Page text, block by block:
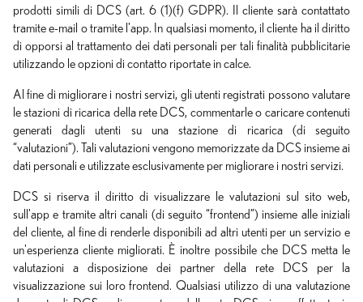
prodotti simili di DCS (art. 6 (1)(f) GDPR). Il cliente sarà contattato
tramite e-mail o tramite l'app. In qualsiasi momento, il cliente ha il diritto
di opporsi al trattamento dei dati personali per tali finalità pubblicitarie
utilizzando le opzioni di contatto riportate in calce.
Al fine di migliorare i nostri servizi, gli utenti registrati possono valutare
le stazioni di ricarica della rete DCS, commentarle o caricare contenuti
generati dagli utenti su una stazione di ricarica (di seguito
“valutazioni”). Tali valutazioni vengono memorizzate da DCS insieme ai
dati personali e utilizzate esclusivamente per migliorare i nostri servizi.
DCS si riserva il diritto di visualizzare le valutazioni sul sito web,
sull'app e tramite altri canali (di seguito “frontend”) insieme alle iniziali
del cliente, al fine di renderle disponibili ad altri utenti per un servizio e
un'esperienza cliente migliorati. È inoltre possibile che DCS metta le
valutazioni a disposizione dei partner della rete DCS per la
visualizzazione sui loro frontend. Qualsiasi utilizzo di una valutazione